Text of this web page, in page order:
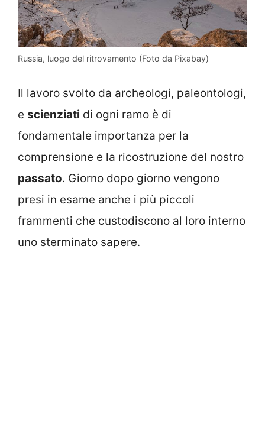
Russia, luogo del ritrovamento (Foto da Pixabay)
Il lavoro svolto da archeologi, paleontologi,
e scienziati di ogni ramo è di
fondamentale importanza per la
comprensione e la ricostruzione del nostro
passato. Giorno dopo giorno vengono
presi in esame anche i più piccoli
frammenti che custodiscono al loro interno
uno sterminato sapere.